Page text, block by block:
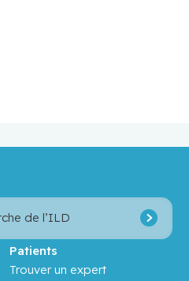
de l’ILD
Patients
Trouver un expert